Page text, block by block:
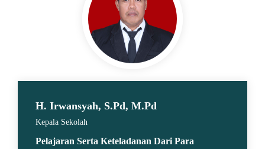
H. Irwansyah, S.Pd, M.Pd
Kepala Sekolah
Pelajaran Serta Keteladanan Dari Para